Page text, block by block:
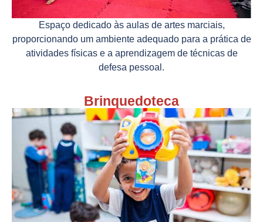
Espaço dedicado às aulas de artes marciais,
proporcionando um ambiente adequado para a prática de
atividades físicas e a aprendizagem de técnicas de
defesa pessoal.
Brinquedoteca